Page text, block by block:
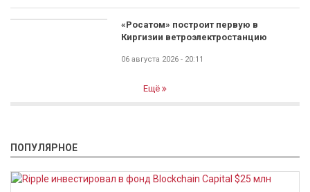
«Росатом» построит первую в
Киргизии ветроэлектростанцию
06 августа 2026 - 20:11
Ещё
ПОПУЛЯРНОЕ